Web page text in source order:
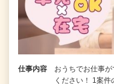
仕事内容
おうちでお仕事
ください！ 1案